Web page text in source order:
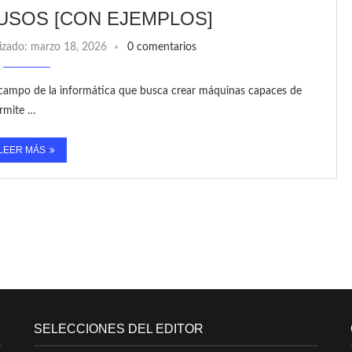
[CON EJEMPLOS]
marzo 18, 2026 0 comentarios
de la informática que busca crear máquinas capaces de
…
MÁS
SELECCIONES DEL EDITOR